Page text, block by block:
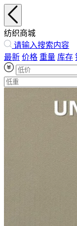
纺织商城
请输入搜索内容
最新 价格 重量 库存